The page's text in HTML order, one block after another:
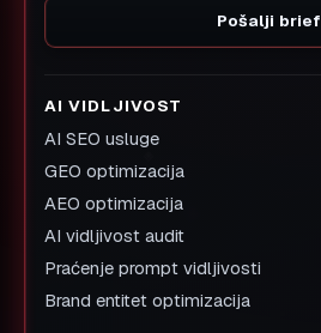
Pošalji brief
AI VIDLJIVOST
AI SEO usluge
GEO optimizacija
AEO optimizacija
AI vidljivost audit
Praćenje prompt vidljivosti
Brand entitet optimizacija